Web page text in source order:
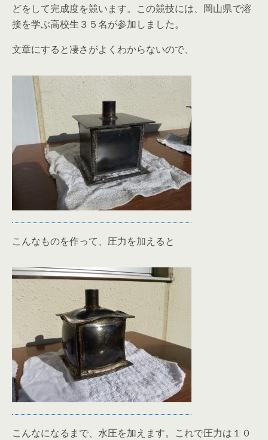
どをして完成度を競います。この競技には、岡山県で溶
接を学ぶ高校生３５名が参加しました。
文章にすると凄さがよくわからないので、
こんなものを作って、圧力を加えると
こんなになるまで、水圧を加えます。これで圧力は１０